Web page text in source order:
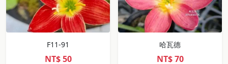
F11-91
NT$50
哈瓦德
NT$70